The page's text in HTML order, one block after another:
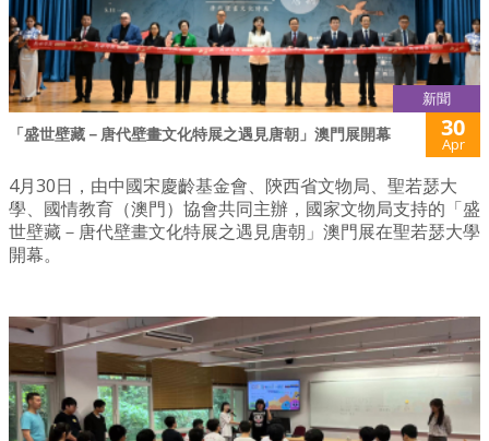
新聞
「盛世壁藏－唐代壁畫文化特展之遇見唐朝」澳門展開幕 30
Apr
4月30日，由中國宋慶齡基金會、陝西省文物局、聖若瑟大
學、國情教育（澳門）協會共同主辦，國家文物局支持的「盛
世壁藏－唐代壁畫文化特展之遇見唐朝」澳門展在聖若瑟大學
開幕。